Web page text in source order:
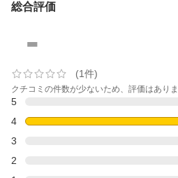
総合評価
-
(1件)
クチコミの件数が少ないため、評価はありま
5
4
3
2